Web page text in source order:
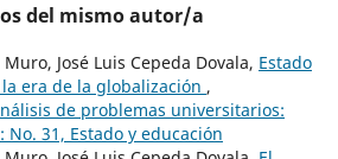
del mismo autor/a
José Luis Cepeda Dovala, Estado
era de la globalización ,
de problemas universitarios:
No. 31, Estado y educación